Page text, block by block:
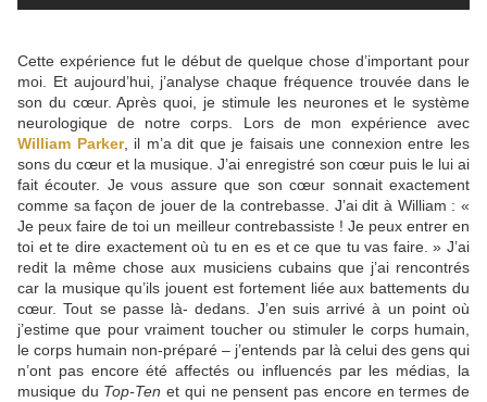
Cette expérience fut le début de quelque chose d’important pour
moi. Et aujourd’hui, j’analyse chaque fréquence trouvée dans le
son du cœur. Après quoi, je stimule les neurones et le système
neurologique de notre corps. Lors de mon expérience avec
William Parker, il m’a dit que je faisais une connexion entre les
sons du cœur et la musique. J’ai enregistré son cœur puis le lui ai
fait écouter. Je vous assure que son cœur sonnait exactement
comme sa façon de jouer de la contrebasse. J’ai dit à William : «
Je peux faire de toi un meilleur contrebassiste ! Je peux entrer en
toi et te dire exactement où tu en es et ce que tu vas faire. » J’ai
redit la même chose aux musiciens cubains que j’ai rencontrés
car la musique qu’ils jouent est fortement liée aux battements du
cœur. Tout se passe là- dedans. J’en suis arrivé à un point où
j’estime que pour vraiment toucher ou stimuler le corps humain,
le corps humain non-préparé – j’entends par là celui des gens qui
n’ont pas encore été affectés ou influencés par les médias, la
musique du Top-Ten et qui ne pensent pas encore en termes de